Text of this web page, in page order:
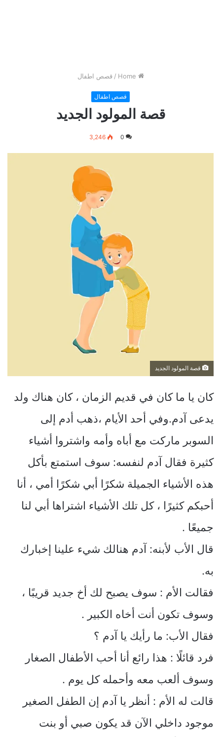
/ قصص اطفال
قصص اطفال
قصة المولود الجديد
0
3,246
قصة المولود الجديد
كان يا ما كان في قديم الزمان ، كان هناك ولد
يدعى آدم.وفي أحد الأيام ،ذهب أدم إلى
السوبر ماركت مع أباه وأمه واشتروا أشياء
كثيرة فقال آدم لنفسه: سوف استمتع بأكل
هذه الأشياء الجميلة شكرًا أبي شكرًا أمي ، أنا
أحبكم كثيرًا ، كل تلك الأشياء اشتراها أبي لنا
جميعًا .
قال الأب لأبنه: آدم هنالك شيء علينا إخبارك
به.
فقالت الأم : سوف يصبح لك أخ جديد قريبًا ،
وسوف تكون أنت أخاه الكبير .
فقال الأب: ما رأيك يا آدم ؟
فرد قائلًا : هذا رائع أنا أحب الأطفال الصغار
وسوف ألعب معه وأحمله كل يوم .
قالت له الأم : أنظر يا آدم إن الطفل الصغير
موجود داخلي الآن قد يكون صبي أو بنت